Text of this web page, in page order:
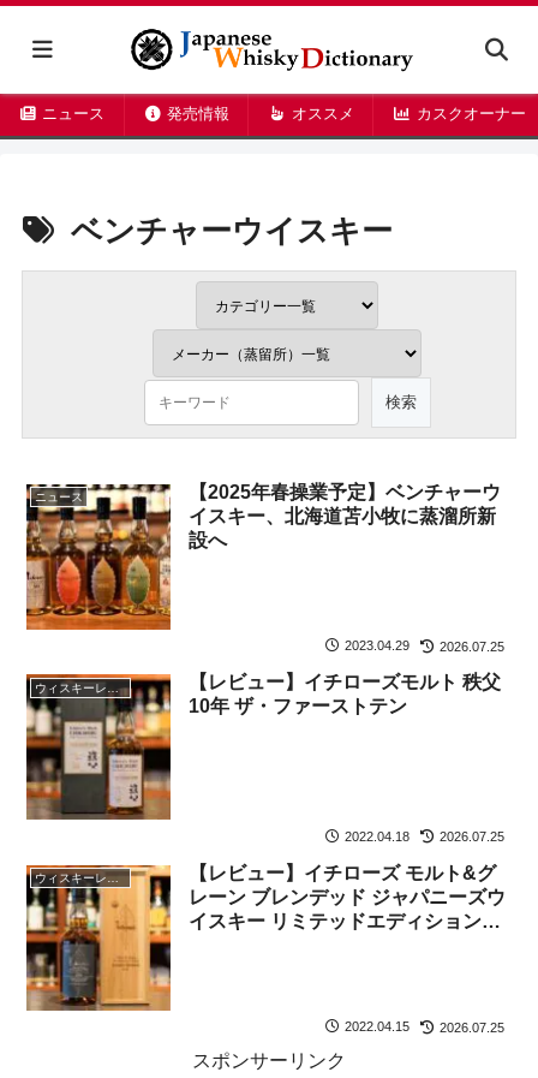
ニュース 発売情報 オススメ カスクオーナー
ベンチャーウイスキー
ニュース
【2025年春操業予定】ベンチャーウ
イスキー、北海道苫小牧に蒸溜所新
設へ
2023.04.29 2026.07.25
ウィスキーレビュー
【レビュー】イチローズモルト 秩父
10年 ザ・ファーストテン
2022.04.18 2026.07.25
ウィスキーレビュー
【レビュー】イチローズ モルト&グ
レーン ブレンデッド ジャパニーズウ
イスキー リミテッドエディション
2022.04.15 2026.07.25
スポンサーリンク